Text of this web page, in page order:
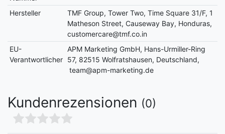
Hersteller
TMF Group, Tower Two, Time Square 31/F, 1
Matheson Street, Causeway Bay, Honduras,
customercare@tmf.co.in
EU-
Verantwortlicher
APM Marketing GmbH, Hans-Urmiller-Ring
57, 82515 Wolfratshausen, Deutschland,
team@apm-marketing.de
Kundenrezensionen (0)